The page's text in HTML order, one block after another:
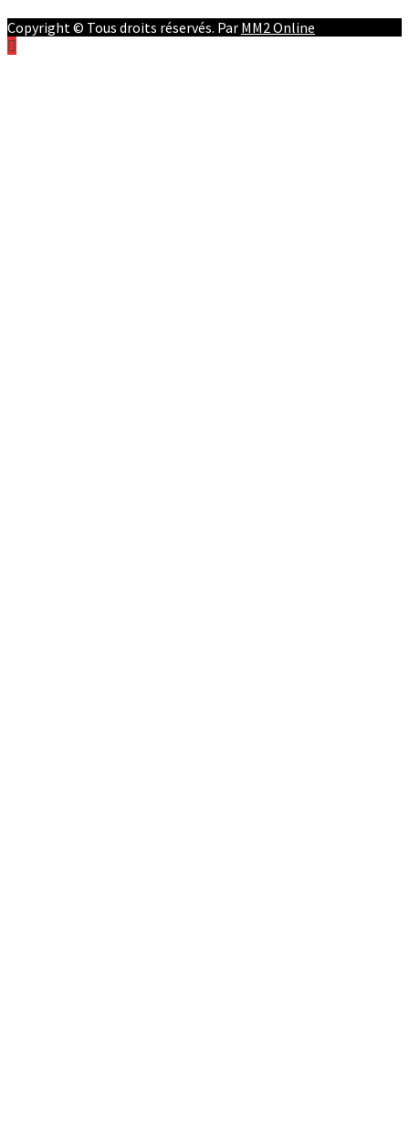
Copyright © Tous droits réservés. Par MM2 Online